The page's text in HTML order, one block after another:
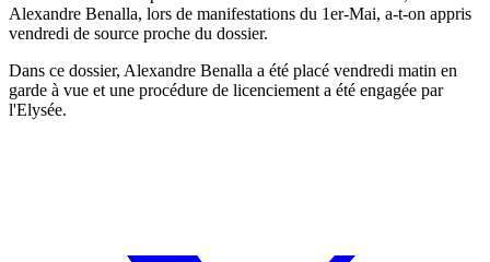
Alexandre Benalla, lors de manifestations du 1er-Mai, a-t-on appris
vendredi de source proche du dossier.
Dans ce dossier, Alexandre Benalla a été placé vendredi matin en
garde à vue et une procédure de licenciement a été engagée par
l'Elysée.